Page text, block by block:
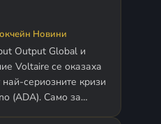
Новини
Output Global и
Voltaire се оказаха
сериозните кризи
(ADA). Само за